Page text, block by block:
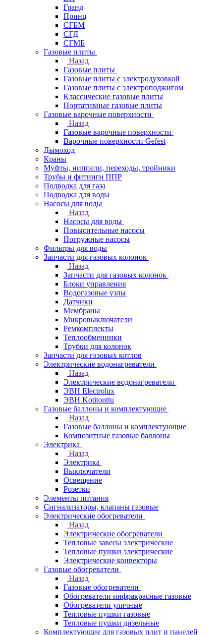
Гранд
Принц
СГБМ
СГД
СГМБ
Газовые плиты
Назад
Газовые плиты
Газовые плиты с электродуховкой
Газовые плиты с электроподжигом
Классические газовые плиты
Портативные газовые плиты
Газовые варочные поверхности
Назад
Газовые варочные поверхности
Варочные поверхности Gefest
Дымоход
Краны
Муфты, ниппели, переходы, тройники
Трубы и фитинги ППР
Подводка для газа
Подводка для воды
Насосы для воды
Назад
Насосы для воды
Повысительные насосы
Погружные насосы
Фильтры для воды
Запчасти для газовых колонок
Назад
Запчасти для газовых колонок
Блоки управления
Водогазовые узлы
Датчики
Мембраны
Микровыключатели
Ремкомплекты
Теплообменники
Трубки для колонок
Запчасти для газовых котлов
Электрические водонагреватели
Назад
Электрические водонагреватели
ЭВН Electrolux
ЭВН Kotitonttu
Газовые баллоны и комплектующие
Назад
Газовые баллоны и комплектующие
Композитные газовые баллоны
Электрика
Назад
Электрика
Выключатели
Освещение
Розетки
Элементы питания
Сигнализаторы, клапаны газовые
Электрические обогреватели
Назад
Электрические обогреватели
Тепловые завесы электрические
Тепловые пушки электрические
Электрические конвекторы
Газовые обогреватели
Назад
Газовые обогреватели
Обогреватели инфракрасные газовые
Обогреватели уличные
Тепловые пушки газовые
Тепловые пушки дизельные
Комплектующие для газовых плит и панелей